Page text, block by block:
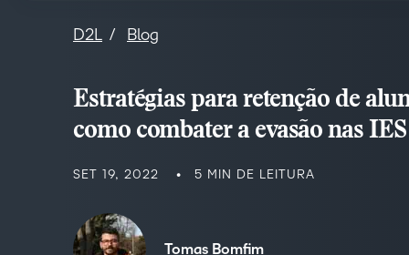
D2L Blog
Estratégias para retenção de
como combater a evasão nas IES
SET 19, 2022 5 MIN DE LEITURA
Tomas Bomfim